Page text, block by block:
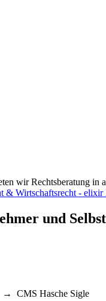
wir Rechtsberatung in
und
→ CMS Hasche Sigle